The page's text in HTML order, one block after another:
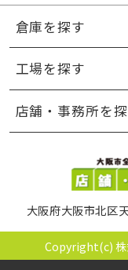
倉庫を探す
工場を探す
店舗・事務所を
大阪府大阪市北区
Copyright(c)